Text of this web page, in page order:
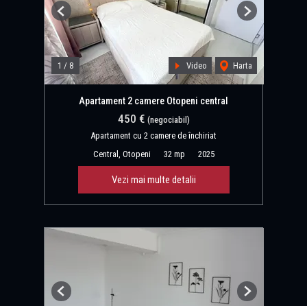
1 / 8 Video Harta
Previous Next
Apartament 2 camere Otopeni central
450 € (negociabil)
Apartament cu 2 camere de închiriat
Central, Otopeni
32 mp 2025
Vezi mai multe detalii
Previous Next